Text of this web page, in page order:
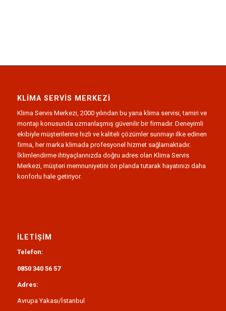
KLIMA SERVIS MERKEZI
Klima Servis Merkezi, 2000 yılından bu yana klima servisi, tamiri ve
montajı konusunda uzmanlaşmış güvenilir bir firmadır. Deneyimli
ekibiyle müşterilerine hızlı ve kaliteli çözümler sunmayı ilke edinen
firma, her marka klimada profesyonel hizmet sağlamaktadır.
İklimlendirme ihtiyaçlarınızda doğru adres olan Klima Servis
Merkezi, müşteri memnuniyetini ön planda tutarak hayatınızı daha
konforlu hale getiriyor.
İLETIŞIM
Telefon:
0850 340 56 57
Adres:
Avrupa Yakası/İstanbul